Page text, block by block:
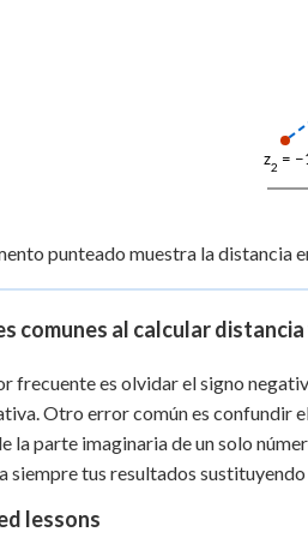
z2 =
punteado muestra la distancia
comunes al calcular
frecuente es olvidar el signo
Otro error común es confundir
la parte imaginaria de un solo
siempre tus resultados
lessons